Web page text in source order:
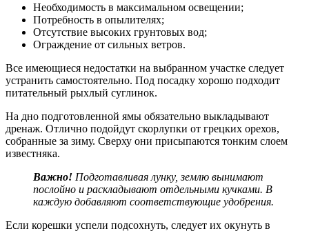
Необходимость в максимальном освещении;
Потребность в опылителях;
Отсутствие высоких грунтовых вод;
Ограждение от сильных ветров.
Все имеющиеся недостатки на выбранном участке следует
устранить самостоятельно. Под посадку хорошо подходит
питательный рыхлый суглинок.
На дно подготовленной ямы обязательно выкладывают
дренаж. Отлично подойдут скорлупки от грецких орехов,
собранные за зиму. Сверху они присыпаются тонким слоем
известняка.
Важно! Подготавливая лунку, землю вынимают
послойно и раскладывают отдельными кучками. В
каждую добавляют соответствующие удобрения.
Если корешки успели подсохнуть, следует их окунуть в